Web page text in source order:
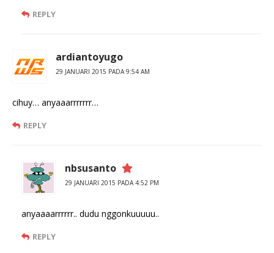
REPLY
ardiantoyugo
29 JANUARI 2015 PADA 9:54 AM
cihuy… anyaaarrrrrrr…
REPLY
nbsusanto
29 JANUARI 2015 PADA 4:52 PM
anyaaaarrrrrr.. dudu nggonkuuuuu..
REPLY